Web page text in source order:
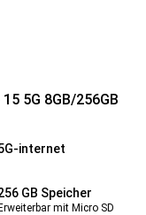
5G 8GB/256GB
internet
GB Speicher
Erweiterbar mit Micro SD